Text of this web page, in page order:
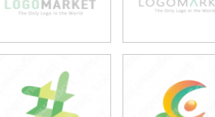
49,800円
(税込54,780円)
49,800円
(税込54,780円)